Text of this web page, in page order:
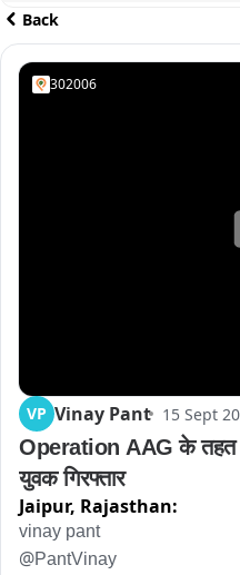
Back
302006
VP Vinay Pant 15 Sept
Operation AAG के तहत
युवक गिरफ्तार
Jaipur, Rajasthan:
@PantVinay